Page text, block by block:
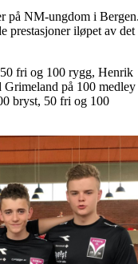
på NM-ungdom i
prestasjoner iløpet av det
fri og 100 rygg, Henrik
Grimeland på 100 medley
bryst, 50 fri og 100